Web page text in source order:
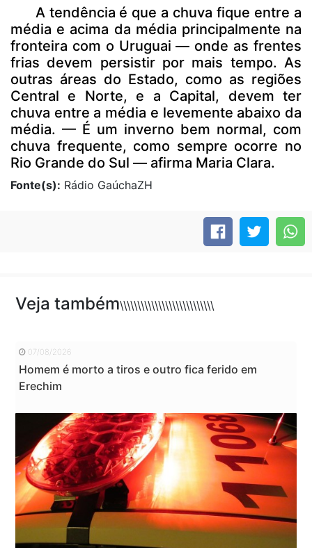
A tendência é que a chuva fique entre a
média e acima da média principalmente na
fronteira com o Uruguai — onde as frentes
frias devem persistir por mais tempo. As
outras áreas do Estado, como as regiões
Central e Norte, e a Capital, devem ter
chuva entre a média e levemente abaixo da
média. — É um inverno bem normal, com
chuva frequente, como sempre ocorre no
Rio Grande do Sul — afirma Maria Clara.
Fonte(s): Rádio GaúchaZH
Veja também\\\\\\\\\\\\\\\\\\\\\\\\\\\
07/08/2026
Homem é morto a tiros e outro fica ferido em
Erechim